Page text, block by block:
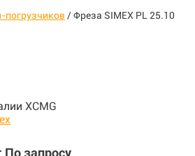
/Фреза SIMEX PL 25.10
По запросу